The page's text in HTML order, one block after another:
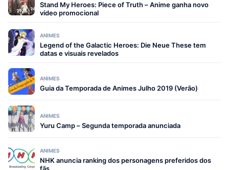
Stand My Heroes: Piece of Truth – Anime ganha novo
vídeo promocional
ANIMES
Legend of the Galactic Heroes: Die Neue These tem
datas e visuais revelados
ANIMES
Guia da Temporada de Animes Julho 2019 (Verão)
ANIMES
Yuru Camp – Segunda temporada anunciada
ANIMES
NHK anuncia ranking dos personagens preferidos dos